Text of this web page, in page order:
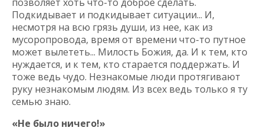
Подкидывает и подкидывает ситуации... И,
несмотря на всю грязь души, из нее, как из
мусоропровода, время от времени что-то путное
может вылететь... Милость Божия, да. И к тем, кто
нуждается, и к тем, кто старается поддержать. И
тоже ведь чудо. Незнакомые люди протягивают
руку незнакомым людям. Из всех ведь только я ту
семью знаю.
«Не было ничего!»